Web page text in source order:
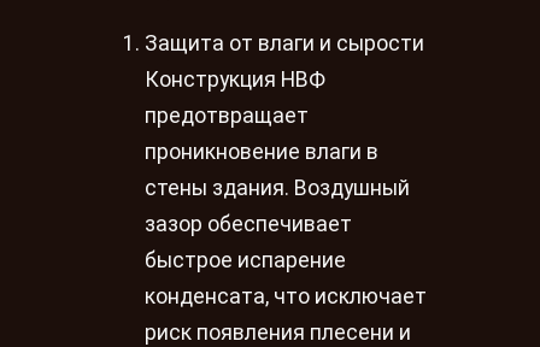
Защита от влаги и сырости
Конструкция НВФ
предотвращает
проникновение влаги в
стены здания. Воздушный
зазор обеспечивает
быстрое испарение
конденсата, что исключает
риск появления плесени и